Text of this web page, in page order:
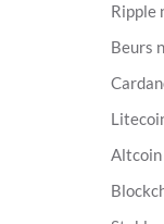
Ripple
Beurs
Altcoin